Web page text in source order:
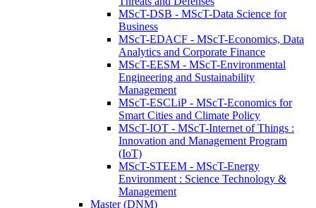
MScT-DSB - MScT-Data Science for
Business
MScT-EDACF - MScT-Economics, Data
Analytics and Corporate Finance
MScT-EESM - MScT-Environmental
Engineering and Sustainability
Management
MScT-ESCLiP - MScT-Economics for
Smart Cities and Climate Policy
MScT-IOT - MScT-Internet of Things :
Innovation and Management Program
(IoT)
MScT-STEEM - MScT-Energy
Environment : Science Technology &
Management
Master (DNM)